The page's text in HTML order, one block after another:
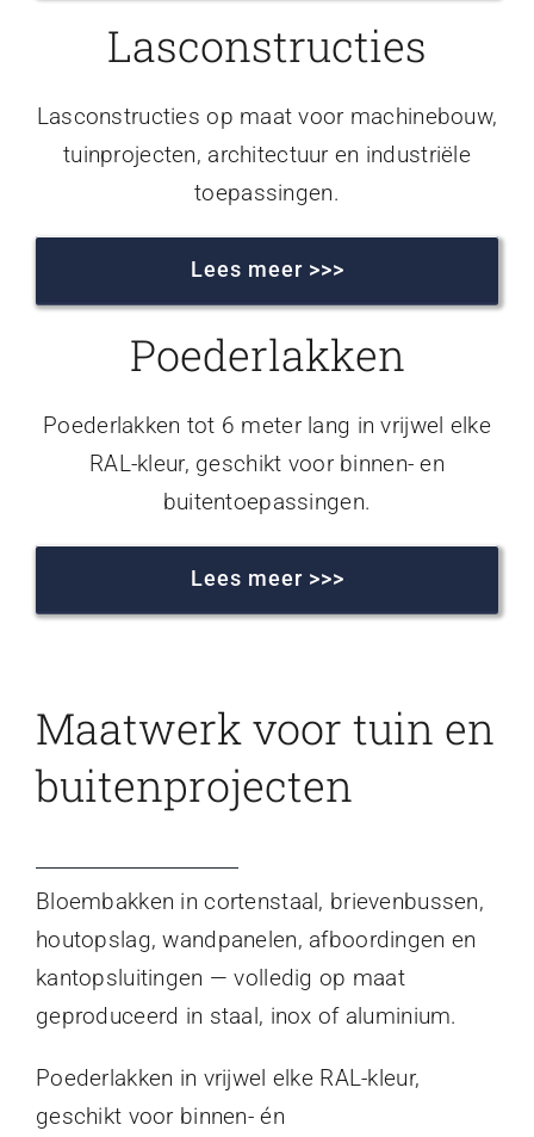
Lasconstructies
Lasconstructies op maat voor machinebouw,
tuinprojecten, architectuur en industriële
toepassingen.
Lees meer >>>
Poederlakken
Poederlakken tot 6 meter lang in vrijwel elke
RAL-kleur, geschikt voor binnen- en
buitentoepassingen.
Lees meer >>>
Maatwerk voor tuin en
buitenprojecten
Bloembakken in cortenstaal, brievenbussen,
houtopslag, wandpanelen, afboordingen en
kantopsluitingen — volledig op maat
geproduceerd in staal, inox of aluminium.
Poederlakken in vrijwel elke RAL-kleur,
geschikt voor binnen- én